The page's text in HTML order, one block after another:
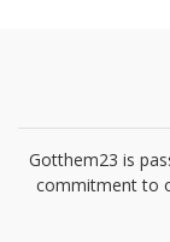
Gotthem23 is
commitment to